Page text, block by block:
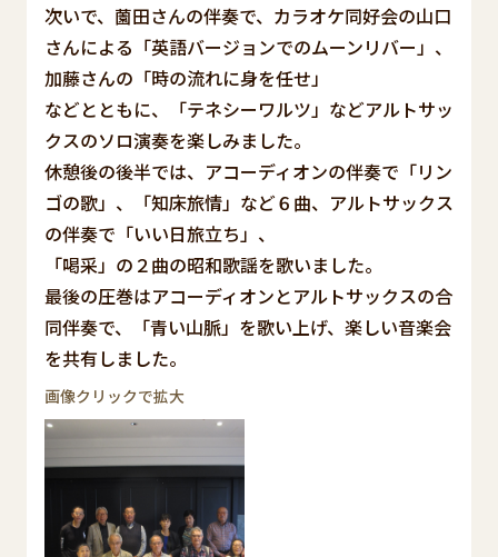
次いで、薗田さんの伴奏で、カラオケ同好会の山口
さんによる「英語バージョンでのムーンリバー」、
加藤さんの「時の流れに身を任せ」
などとともに、「テネシーワルツ」などアルトサッ
クスのソロ演奏を楽しみました。
休憩後の後半では、アコーディオンの伴奏で「リン
ゴの歌」、「知床旅情」など６曲、アルトサックス
の伴奏で「いい日旅立ち」、
「喝采」の２曲の昭和歌謡を歌いました。
最後の圧巻はアコーディオンとアルトサックスの合
同伴奏で、「青い山脈」を歌い上げ、楽しい音楽会
を共有しました。
画像クリックで拡大